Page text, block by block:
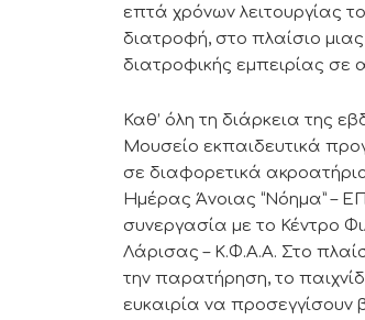
επτά χρόνων λειτουργίας
διατροφή, στο πλαίσιο
διατροφικής εμπειρίας σε
Καθ’ όλη τη διάρκεια της
Μουσείο εκπαιδευτικά
σε διαφορετικά
Ημέρας Άνοιας “Νόημα” –
συνεργασία με το Κέντρο
Λάρισας – Κ.Φ.Α.Α. Στο
την παρατήρηση, το
ευκαιρία να προσεγγίσουν